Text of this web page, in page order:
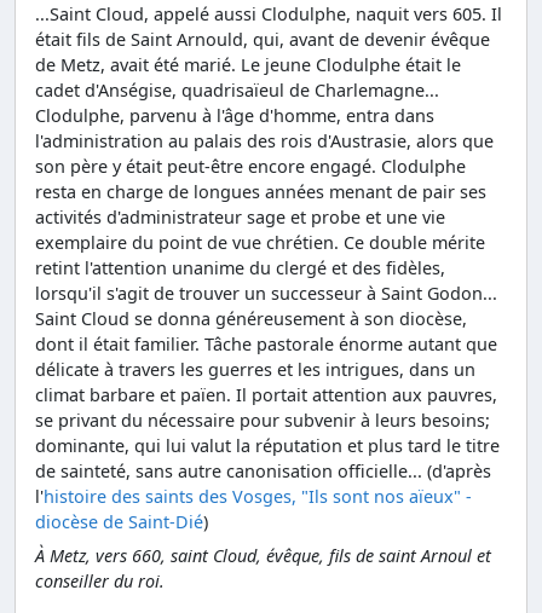
...Saint Cloud, appelé aussi Clodulphe, naquit vers 605. Il
était fils de Saint Arnould, qui, avant de devenir évêque
de Metz, avait été marié. Le jeune Clodulphe était le
cadet d'Anségise, quadrisaïeul de Charlemagne...
Clodulphe, parvenu à l'âge d'homme, entra dans
l'administration au palais des rois d'Austrasie, alors que
son père y était peut-être encore engagé. Clodulphe
resta en charge de longues années menant de pair ses
activités d'administrateur sage et probe et une vie
exemplaire du point de vue chrétien. Ce double mérite
retint l'attention unanime du clergé et des fidèles,
lorsqu'il s'agit de trouver un successeur à Saint Godon...
Saint Cloud se donna généreusement à son diocèse,
dont il était familier. Tâche pastorale énorme autant que
délicate à travers les guerres et les intrigues, dans un
climat barbare et païen. Il portait attention aux pauvres,
se privant du nécessaire pour subvenir à leurs besoins;
dominante, qui lui valut la réputation et plus tard le titre
de sainteté, sans autre canonisation officielle... (d'après
l'histoire des saints des Vosges, "Ils sont nos aïeux" -
diocèse de Saint-Dié)
À Metz, vers 660, saint Cloud, évêque, fils de saint Arnoul et
conseiller du roi.